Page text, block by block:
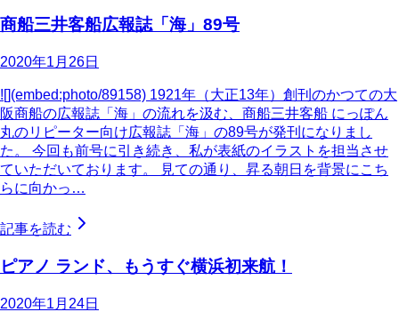
商船三井客船広報誌「海」89号
2020年1月26日
![](embed:photo/89158) 1921年（大正13年）創刊のかつての大
阪商船の広報誌「海」の流れを汲む、商船三井客船 にっぽん
丸のリピーター向け広報誌「海」の89号が発刊になりまし
た。 今回も前号に引き続き、私が表紙のイラストを担当させ
ていただいております。 見ての通り、昇る朝日を背景にこち
らに向かっ…
記事を読む
ピアノ ランド、もうすぐ横浜初来航！
2020年1月24日